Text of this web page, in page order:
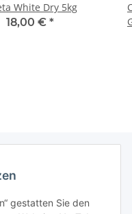
gestatten Sie den
White Dry 5kg
18,00 € *